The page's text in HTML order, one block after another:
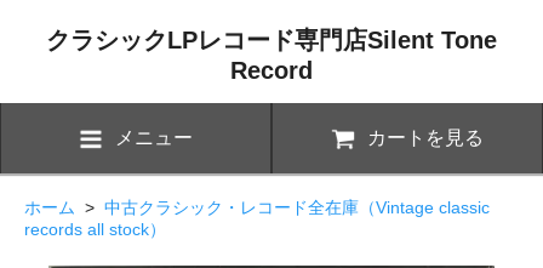
クラシックLPレコード専門店Silent Tone
Record
メニュー カートを見る
ホーム > 中古クラシック・レコード全在庫（Vintage classic
records all stock）